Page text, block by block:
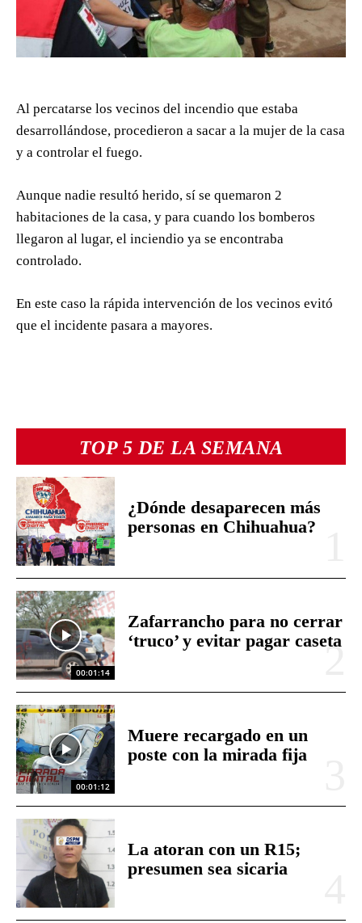
TOP 5 DE LA SEMANA
¿Dónde desaparecen más
personas en Chihuahua?
00:01:14
Zafarrancho para no cerrar
‘truco’ y evitar pagar caseta
00:01:12
Muere recargado en un
poste con la mirada fija
La atoran con un R15;
presumen sea sicaria
Al percatarse los vecinos del incendio que estaba
desarrollándose, procedieron a sacar a la mujer de la casa
y a controlar el fuego.
Aunque nadie resultó herido, sí se quemaron 2
habitaciones de la casa, y para cuando los bomberos
llegaron al lugar, el inciendio ya se encontraba
controlado.
En este caso la rápida intervención de los vecinos evitó
que el incidente pasara a mayores.